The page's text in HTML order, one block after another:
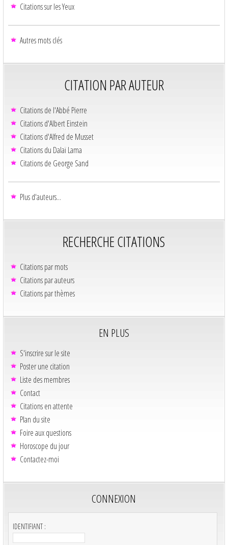
Citations sur les Yeux
Autres mots clés
CITATION PAR AUTEUR
Citations de l'Abbé Pierre
Citations d'Albert Einstein
Citations d'Alfred de Musset
Citations du Dalaï Lama
Citations de George Sand
Plus d'auteurs...
RECHERCHE CITATIONS
Citations par mots
Citations par auteurs
Citations par thèmes
EN PLUS
S'inscrire sur le site
Poster une citation
Liste des membres
Contact
Citations en attente
Plan du site
Foire aux questions
Horoscope du jour
Contactez-moi
CONNEXION
IDENTIFIANT :